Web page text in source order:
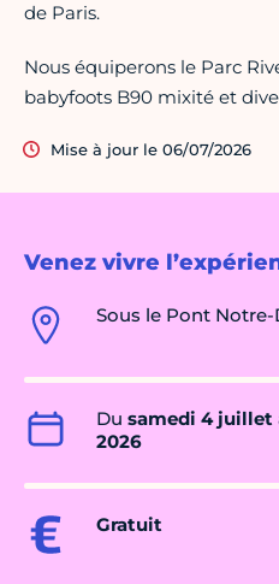
Venez vivre
Sous le Pont
Du samedi 4 juillet
2026
Gratuit
de Paris.
Nous équiperons le Parc
babyfoots B90 mixité et
Mise à jour le 06/07/2026